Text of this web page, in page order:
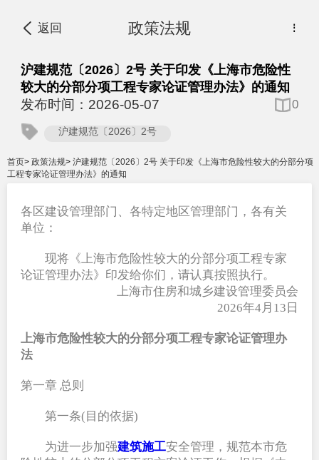
返回 ⋮
政策法规
沪建规范〔2026〕2号 关于印发《上海市危险性
较大的分部分项工程专家论证管理办法》的通知
发布时间：2026-05-07 0
沪建规范〔2026〕2号
首页> 政策法规> 沪建规范〔2026〕2号 关于印发《上海市危险性较大的分部分项
工程专家论证管理办法》的通知
各区建设管理部门、各特定地区管理部门，各有关
单位：
现将《上海市危险性较大的分部分项工程专家
论证管理办法》印发给你们，请认真按照执行。
上海市住房和城乡建设管理委员会
2026年4月13日
上海市危险性较大的分部分项工程专家论证管理办
法
第一章 总则
第一条(目的依据)
为进一步加强建筑施工安全管理，规范本市危